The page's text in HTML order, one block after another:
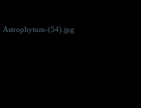
Astrophytum-(54).jpg